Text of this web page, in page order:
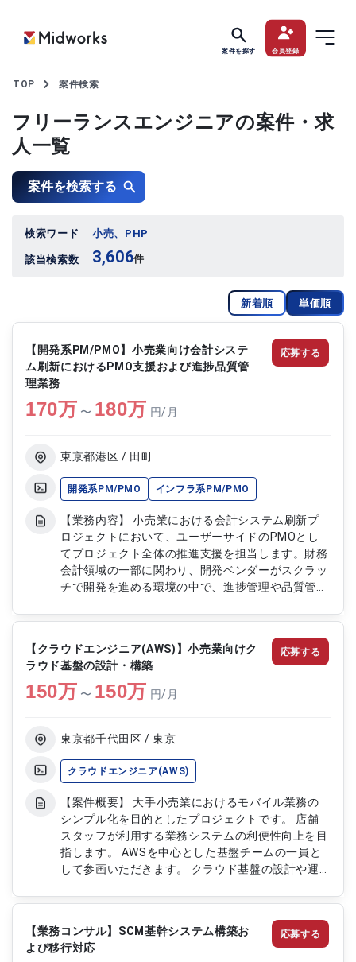
案件を探す 会員登録
TOP 案件検索
フリーランスエンジニアの案件・求
人一覧
案件を検索する
検索ワード 小売、PHP
該当検索数 3,606件
新着順 単価順
【開発系PM/PMO】小売業向け会計システ
ム刷新におけるPMO支援および進捗品質管
理業務
170万 〜 180万 円/月
東京都港区 / 田町
開発系PM/PMO インフラ系PM/PMO
【業務内容】 小売業における会計システム刷新プ
ロジェクトにおいて、ユーザーサイドのPMOとし
てプロジェクト全体の推進支援を担当します。財務
会計領域の一部に関わり、開発ベンダーがスクラッ
チで開発を進める環境の中で、進捗管理や品質管理
課題の抽出および検討推進を行いながら、多くのス
テークホルダーと連携し、プロジェクトが円滑に進
行するよう支援します。 【作業内容】 ・プロジェ
クト進捗管理および状況把握 ・開発ベンダーの進
捗および品質管理 ・課題の抽出および解決に向け
た検討推進 ・関係者との調整およびコミュニケー
種管理資料の作成および更新 ・プロジェクト全体
主に財務会計領域の一部となり、開発ベンダーがス
クラッチで開発している領域となります。 リリー
スは2025年1月を予定しており、現在のフェーズは
製造フェーズが進行中となります。 その中で、課
題の検討推進やベンダーマネジメント（進捗管理、
品質管理が主）などIT-PMOとしての支援を実施し
ていただきます。 要員入替に伴う募集となり、多
りますので、プロアクティブなPMO支援を実施い
応募する
【クラウドエンジニア(AWS)】小売業向けク
ラウド基盤の設計・構築
150万 〜 150万 円/月
東京都千代田区 / 東京
クラウドエンジニア(AWS)
【案件概要】 大手小売業におけるモバイル業務の
シンプル化を目的としたプロジェクトです。 店舗
スタッフが利用する業務システムの利便性向上を目
指します。 AWSを中心とした基盤チームの一員と
して参画いただきます。 クラウド基盤の設計や運
【作業内容】 ・AWS環境におけるクラウド基盤の
設計および構築 ・既存システムの改善および最適
化対応 ・運用保守および障害対応 ・チーム内での
技術検討およびドキュメント作成
応募する
【業務コンサル】SCM基幹システム構築お
よび移行対応
応募する